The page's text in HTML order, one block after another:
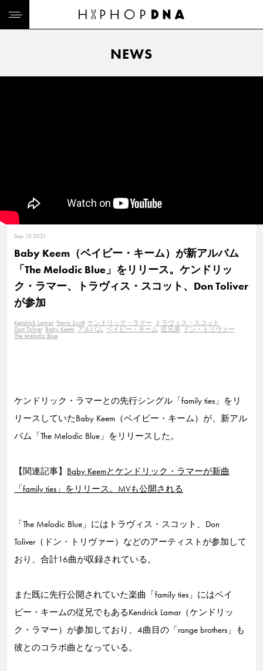
NEWS
Sep. 10 2021
Baby Keem（ベイビー・キーム）が新アルバム
「The Melodic Blue」をリリース。ケンドリッ
ク・ラマー、トラヴィス・スコット、Don Toliver
が参加
Kendrick Lamar Travis Scott ケンドリック・ラマー トラヴィス・スコット
Don Toliver Baby Keem アルバム ベイビー・キーム 従兄弟 ドン・トリヴァー
The Melodic Blue
ケンドリック・ラマーとの先行シングル「family ties」をリ
リースしていたBaby Keem（ベイビー・キーム）が、新アル
バム「The Melodic Blue」をリリースした。
【関連記事】 Baby Keemとケンドリック・ラマーが新曲
「family ties」をリリース。MVも公開される
「The Melodic Blue」にはトラヴィス・スコット、Don
Toliver（ドン・トリヴァー）などのアーティストが参加して
おり、合計16曲が収録されている。
また既に先行公開されていた楽曲「family ties」にはベイ
ビー・キームの従兄でもあるKendrick Lamar（ケンドリッ
ク・ラマー）が参加しており、4曲目の「range brothers」も
彼とのコラボ曲となっている。